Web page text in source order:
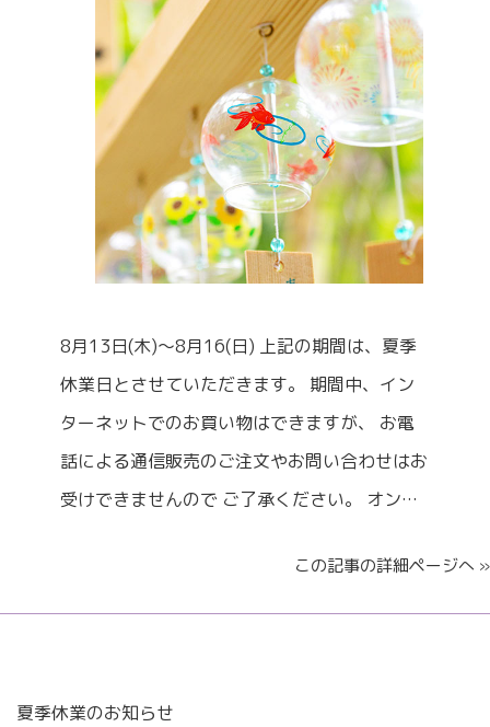
8月13日(木)～8月16(日) 上記の期間は、夏季
休業日とさせていただきます。 期間中、イン
ターネットでのお買い物はできますが、 お電
話による通信販売のご注文やお問い合わせはお
受けできませんので ご了承ください。 オン…
この記事の詳細ページへ »
夏季休業のお知らせ